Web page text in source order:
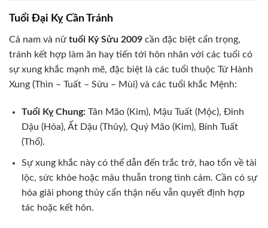
Tuổi Đại Kỵ Cần Tránh
Cả nam và nữtuổi Kỷ Sửu 2009 cần đặc biệt cẩn trọng,
tránh kết hợp làm ăn hay tiến tới hôn nhân với các tuổi có
sự xung khắc mạnh mẽ, đặc biệt là các tuổi thuộc Tứ Hành
Xung (Thìn – Tuất – Sửu – Mùi) và các tuổi khắc Mệnh:
Tuổi Kỵ Chung:Tân Mão (Kim), Mậu Tuất (Mộc), Đinh
Dậu (Hỏa), Ất Dậu (Thủy), Quý Mão (Kim), Bính Tuất
(Thổ).
Sự xung khắc này có thể dẫn đến trắc trở, hao tổn về tài
lộc, sức khỏe hoặc mâu thuẫn trong tình cảm. Cần có sự
hóa giải phong thủy cẩn thận nếu vẫn quyết định hợp
tác hoặc kết hôn.